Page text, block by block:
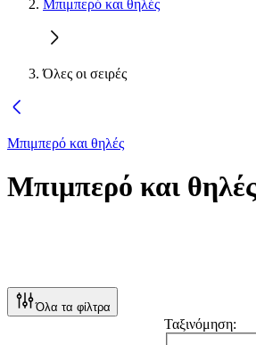
Μπιμπερό και θηλές
Όλες οι σειρές
Μπιμπερό και θηλές
Μπιμπερό και
Όλα τα φίλτρα
Ταξινόμηση: